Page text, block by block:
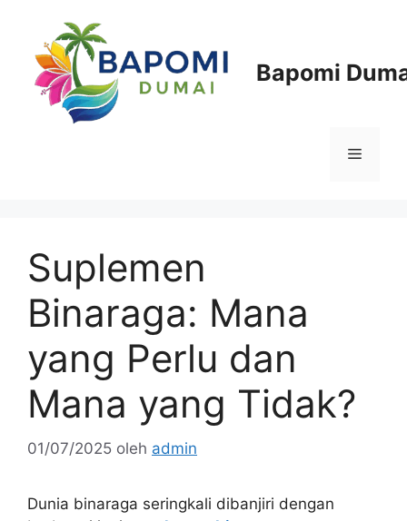
Bapomi
Menu
Suplemen
Binaraga: Mana
yang Perlu dan
Mana yang Tidak?
01/07/2025 oleh admin
Dunia binaraga seringkali dibanjiri dengan